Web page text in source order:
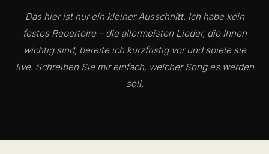
Das hier ist nur ein kleiner Ausschnitt. Ich habe kein
festes Repertoire – die allermeisten Lieder, die Ihnen
wichtig sind, bereite ich kurzfristig vor und spiele sie
live. Schreiben Sie mir einfach, welcher Song es werden
soll.